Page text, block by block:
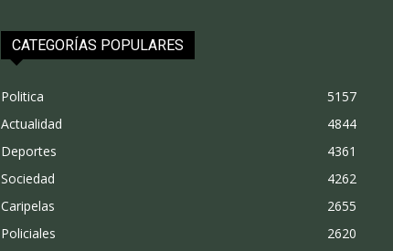
CATEGORÍAS POPULARES
Politica
5157
Actualidad
4844
Deportes
4361
Sociedad
4262
Caripelas
2655
Policiales
2620